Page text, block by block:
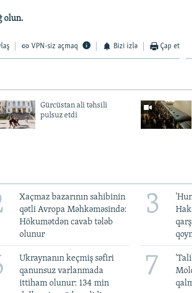
olun.
VPN-siz açmaq Bizi izlə Çap et
Gürcüstan ali təhsili
pulsuz etdi
Xaçmaz bazarının sahibinin
qətli Avropa Məhkəməsində:
Hökumətdən cavab tələb
olunur
3
Ukraynanın keçmiş səfiri
qanunsuz varlanmada
ittiham olunur: 134 min
7